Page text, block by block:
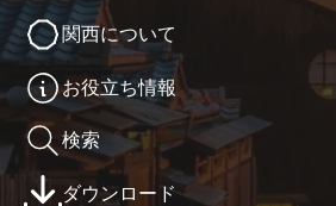
関西について
お役立ち情報
検索
ダウンロード